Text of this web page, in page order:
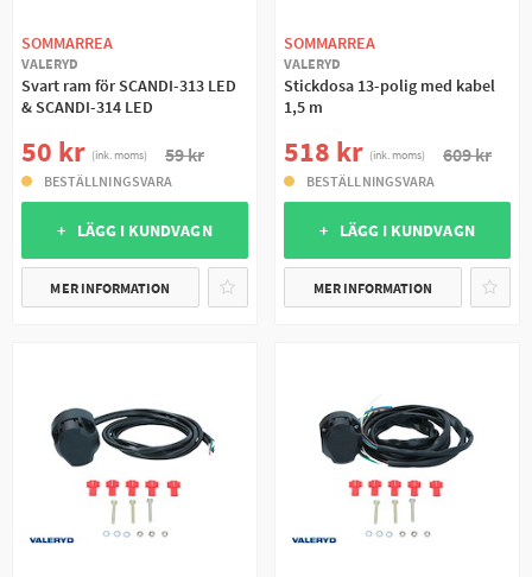
SOMMARREA
VALERYD
Svart ram för SCANDI-313 LED
& SCANDI-314 LED
50 kr (ink. moms) 59 kr
BESTÄLLNINGSVARA
+ LÄGG I KUNDVAGN
MER INFORMATION
SOMMARREA
VALERYD
Stickdosa 13-polig med kabel
1,5 m
518 kr (ink. moms) 609 kr
BESTÄLLNINGSVARA
+ LÄGG I KUNDVAGN
MER INFORMATION